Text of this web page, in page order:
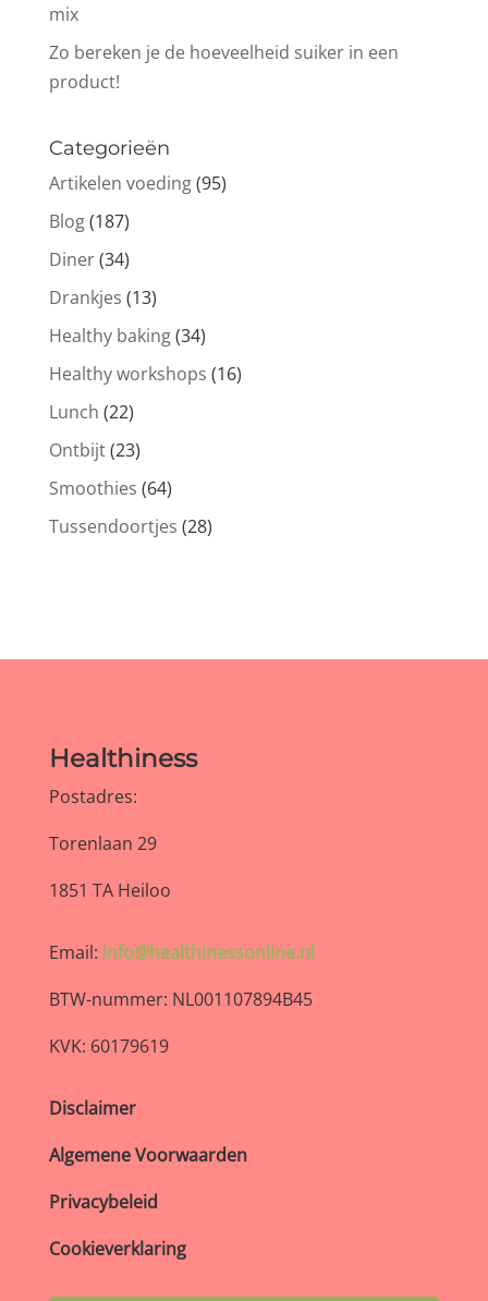
mix
Zo bereken je de hoeveelheid suiker in een
product!
Categorieën
Artikelen voeding(95)
Blog(187)
Diner(34)
Drankjes (13)
Healthy baking(34)
Healthy workshops (16)
Lunch (22)
Ontbijt(23)
Smoothies (64)
Tussendoortjes (28)
Healthiness
Postadres:
Torenlaan 29
1851 TA Heiloo
Email: info@healthinessonline.nl
BTW-nummer: NL001107894B45
KVK: 60179619
Disclaimer
Algemene Voorwaarden
Privacybeleid
Cookieverklaring